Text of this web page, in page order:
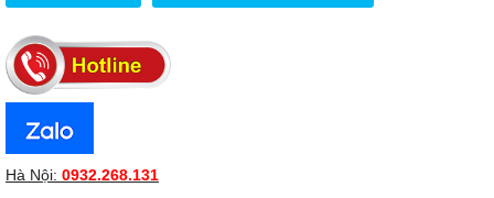
Hà Nội: 0932.268.131